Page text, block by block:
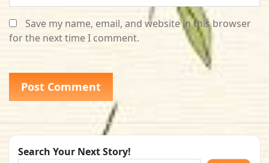
Save my name, email, and website in this browser
for the next time I comment.
Search Your Next Story!